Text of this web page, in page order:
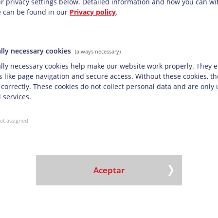
a aquellas que viven en zonas
a estas visitas, los padres reciben desde el
lo que ayuda a garantizar que sus
el trabajo de UNICEF, visiteunicef.lu
calificación de EcoVadis con respecto a la estrategia de
contribuye económicamente a proyectos de
obtiene la calificación EcoVadis Oro por sus excelentes
can be found in our Privacy policy.
necessary cookies (always necessary)
necessary cookies help make our website work properly. They
like page navigation and secure access. Without these cookies,
These cookies do not collect personal data and are only
services.
assigned
Aceptar